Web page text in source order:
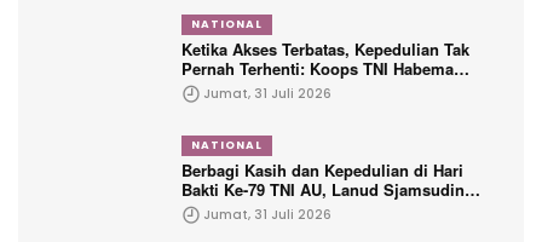
NATIONAL
Ketika Akses Terbatas, Kepedulian Tak
Pernah Terhenti: Koops TNI Habema
Hadir untuk Papua
Jumat, 31 Juli 2026
NATIONAL
Berbagi Kasih dan Kepedulian di Hari
Bakti Ke-79 TNI AU, Lanud Sjamsudin
Noor Hadirkan Senyum untuk Anak
Yatim dan Purnawirawan
Jumat, 31 Juli 2026